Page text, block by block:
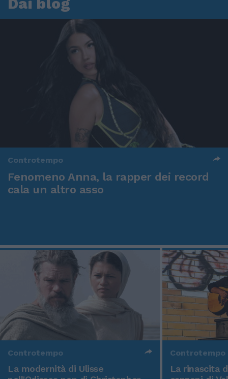
Controtempo
Fenomeno Anna, la rapper dei record
cala un altro asso
Controtempo
La modernità di Ulisse
Controtempo
La rinascita